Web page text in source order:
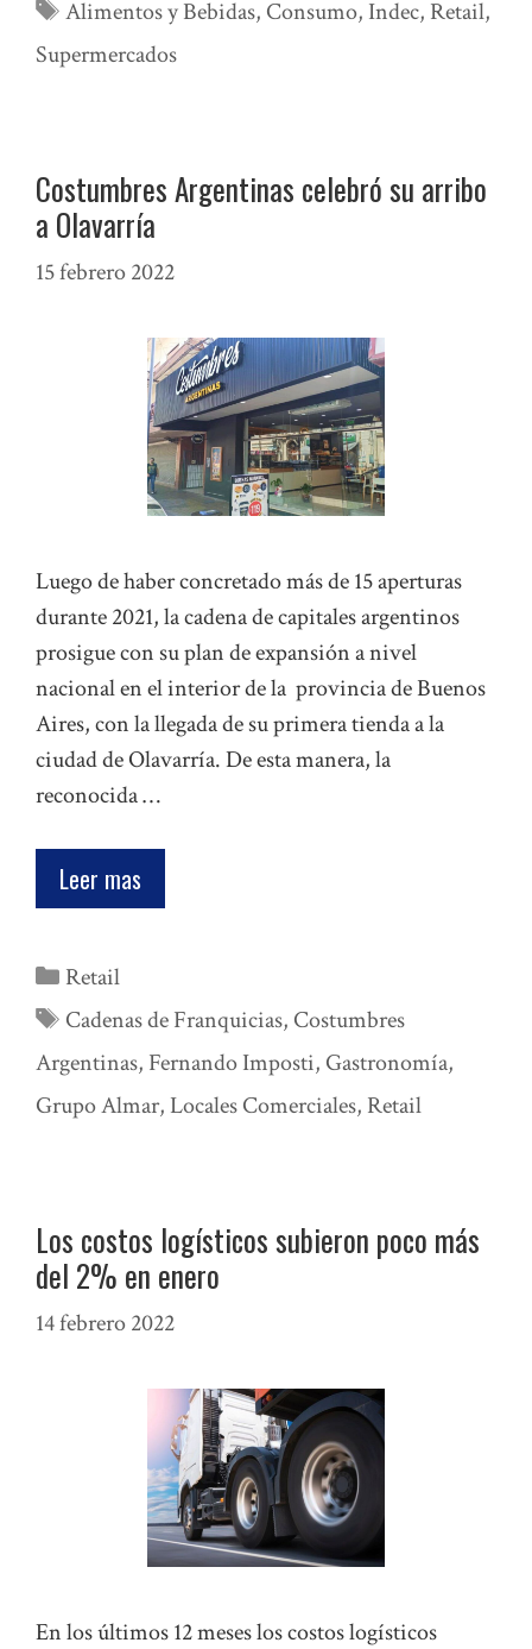
Etiquetas
Alimentos y Bebidas, Consumo, Indec, Retail,
Supermercados
Costumbres Argentinas celebró su arribo
a Olavarría
15 febrero 2022
Luego de haber concretado más de 15 aperturas
durante 2021, la cadena de capitales argentinos
prosigue con su plan de expansión a nivel
nacional en el interior de la provincia de Buenos
Aires, con la llegada de su primera tienda a la
ciudad de Olavarría. De esta manera, la
reconocida …
Leer mas
Categorías
Retail
Etiquetas
Cadenas de Franquicias, Costumbres
Argentinas, Fernando Imposti, Gastronomía,
Grupo Almar,Locales Comerciales, Retail
Los costos logísticos subieron poco más
del 2% en enero
14 febrero 2022
En los últimos 12 meses los costos logísticos